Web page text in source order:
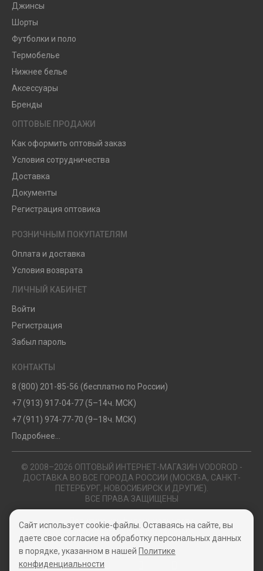
Джинсы
Шорты
Футболки и поло
Термобелье
Нижнее белье
Аксессуары
Бренды
ОПТОВЫЕ ПРОДАЖИ
Как оформить оптовый заказ
Условия сотрудничества
Доставка
Документы
Регистрация оптовика
РОЗНИЧНЫМ ПОКУПАТЕЛЯМ
Оплата и доставка
Условия возврата
ЛИЧНЫЙ КАБИНЕТ
Войти
Регистрация
Забыл пароль
КОНТАКТЫ
8 (800) 201-85-56 (бесплатно по России)
+7 (913) 917-04-77 (5–14ч. МСК)
+7 (911) 974-77-70 (9–18ч. МСК)
Подробнее...
© 2008–2026 ОПТОВЫЙ ИНТЕРНЕТ-МАГАЗИН VODOROD -
ДОСТАВКА ВО ВСЕ ГОРОДА РОССИИ (МОСКВА, САНКТ-
ПЕТЕРБУРГ, НОВОСИБИРСК И ДРУГИЕ).
ВСЕ ПРАВА ЗАЩИЩЕНЫ
Политика конфиденциальности
Пользовательское соглашение
Сайт использует cookie-файлы. Оставаясь на сайте, вы
даете свое согласие на обработку персональных данных
в порядке, указанном в нашей Политике
конфиденциальности